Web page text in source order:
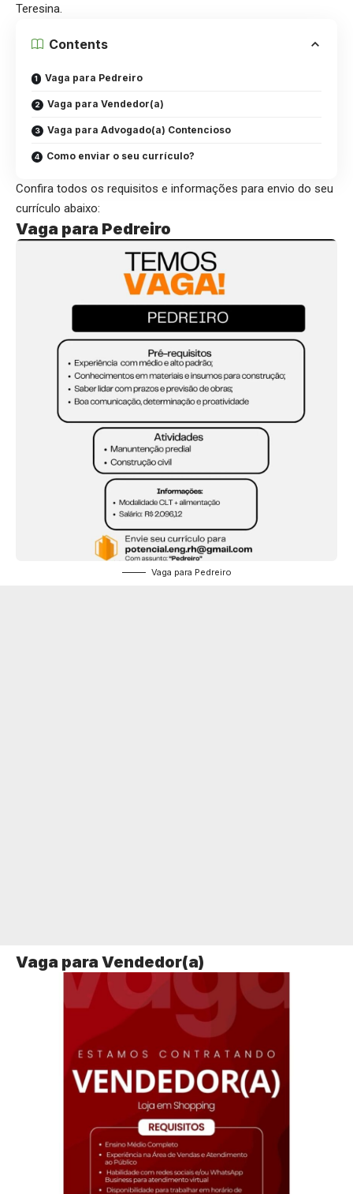
Teresina.
Contents
Vaga para Pedreiro
Vaga para Vendedor(a)
Vaga para Advogado(a) Contencioso
Como enviar o seu currículo?
Confira todos os requisitos e informações para envio do seu
currículo abaixo:
Vaga para Pedreiro
Vaga para Pedreiro
Vaga para Vendedor(a)